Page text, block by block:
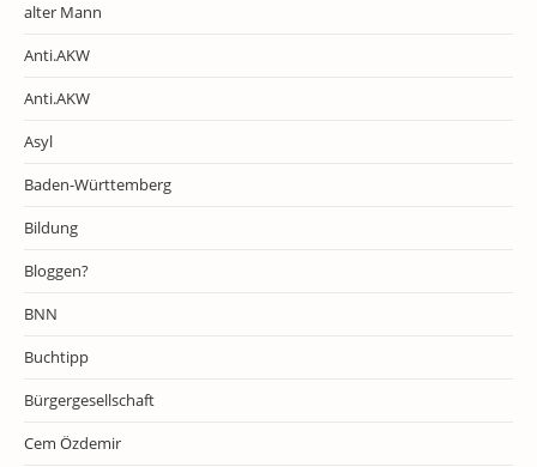
alter Mann
Anti.AKW
Anti.AKW
Asyl
Baden-Württemberg
Bildung
Bloggen?
BNN
Buchtipp
Bürgergesellschaft
Cem Özdemir